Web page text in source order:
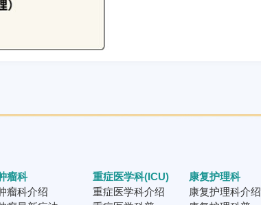
瘤科
瘤科介绍
重症医学科(ICU)
重症医学科介绍
康复护理科
康复护理科介绍